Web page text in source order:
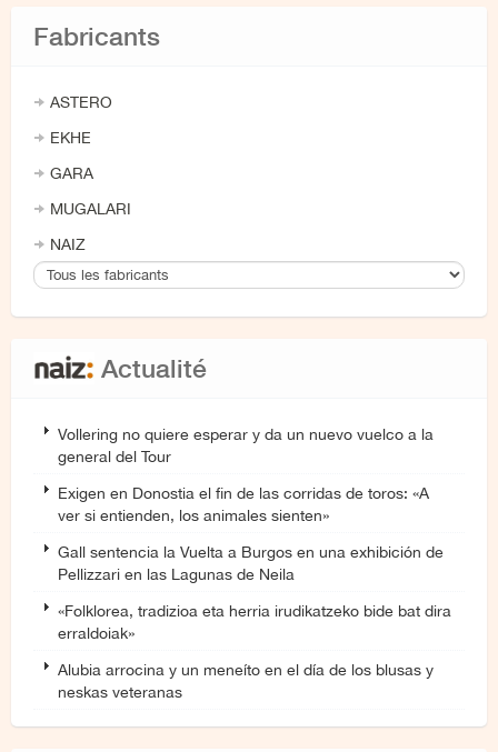
Fabricants
ASTERO
EKHE
GARA
MUGALARI
NAIZ
Actualité
Vollering no quiere esperar y da un nuevo vuelco a la
general del Tour
Exigen en Donostia el fin de las corridas de toros: «A
ver si entienden, los animales sienten»
Gall sentencia la Vuelta a Burgos en una exhibición de
Pellizzari en las Lagunas de Neila
«Folklorea, tradizioa eta herria irudikatzeko bide bat dira
erraldoiak»
Alubia arrocina y un meneíto en el día de los blusas y
neskas veteranas